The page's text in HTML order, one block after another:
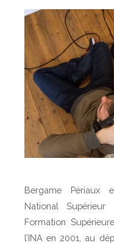
Bergame Périaux
National
Formation
l’INA en 2001, au